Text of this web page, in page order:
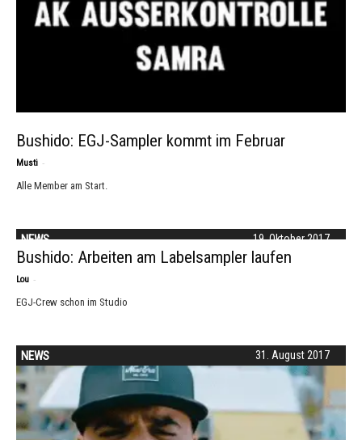
Bushido: EGJ-Sampler kommt im Februar
Musti -
Alle Member am Start.
19. Oktober 2017
NEWS
Bushido: Arbeiten am Labelsampler laufen
Lou -
EGJ-Crew schon im Studio
31. August 2017
NEWS